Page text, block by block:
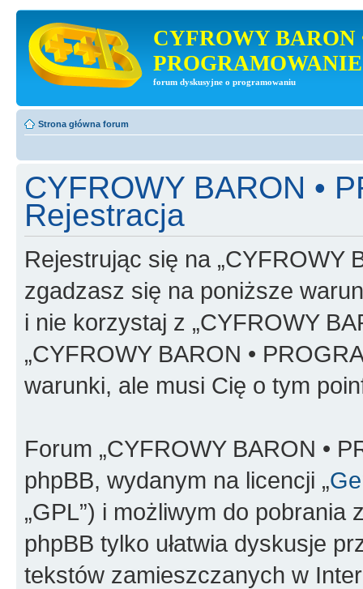
CYFROWY BARON
PROGRAMOWANIE
forum dyskusyjne o programowaniu
Strona główna forum
CYFROWY BARON •
Rejestracja
Rejestrując się na „CYFROWY
zgadzasz się na poniższe
i nie korzystaj z „CYFROWY
„CYFROWY BARON •
warunki, ale musi Cię o tym
Forum „CYFROWY BARON •
phpBB, wydanym na licencji „
„GPL”) i możliwym do pobrania
phpBB tylko ułatwia dyskusje
tekstów zamieszczanych w